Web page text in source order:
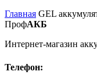
Главная GEL
ПрофАКБ
Интернет-магазин
Телефон: